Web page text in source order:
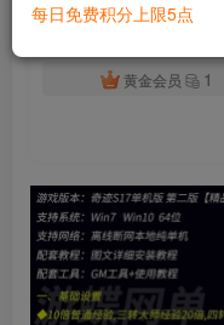
黄金会员
1
每日免费积分上限5点